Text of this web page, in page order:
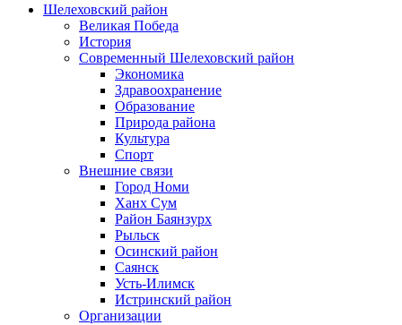
Шелеховский район
Великая Победа
История
Современный Шелеховский район
Экономика
Здравоохранение
Образование
Природа района
Культура
Спорт
Внешние связи
Город Номи
Ханх Сум
Район Баянзурх
Рыльск
Осинский район
Саянск
Усть-Илимск
Истринский район
Организации